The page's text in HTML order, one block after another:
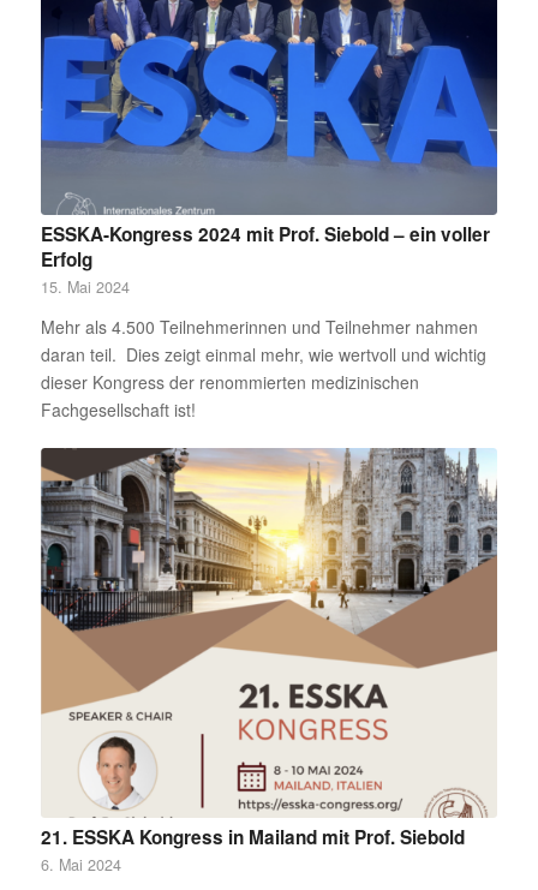
ESSKA-Kongress 2024 mit Prof. Siebold – ein voller
Erfolg
15. Mai 2024
Mehr als 4.500 Teilnehmerinnen und Teilnehmer nahmen
daran teil. Dies zeigt einmal mehr, wie wertvoll und wichtig
dieser Kongress der renommierten medizinischen
Fachgesellschaft ist!
21. ESSKA Kongress in Mailand mit Prof. Siebold
6. Mai 2024